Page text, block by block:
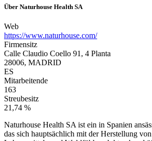
Über Naturhouse Health SA
Web
https://www.naturhouse.com/
Firmensitz
Calle Claudio Coello 91, 4 Planta
28006, MADRID
ES
Mitarbeitende
163
Streubesitz
21,74 %
Naturhouse Health SA ist ein in Spanien
das sich hauptsächlich mit der Herstellung